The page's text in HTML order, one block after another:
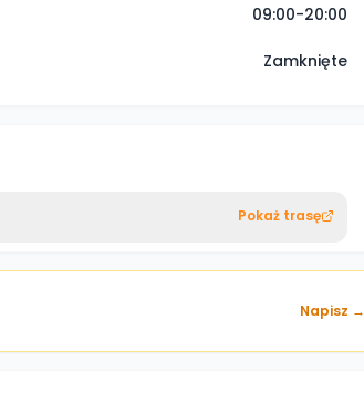
09:00-20:00
Zamknięte
Pokaż trasę
Napisz →